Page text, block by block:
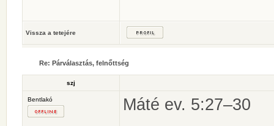
Vissza a tetejére
Re: Párválasztás, felnőttség
szj
Bentlakó Máté ev. 5:27–30